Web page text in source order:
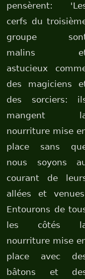
pensèrent:
cerfs du
groupe
malins
astucieux
des magiciens
des sorciers:
mangent
nourriture mise
place sans
nous soyons
courant de
allées et
Entourons de
les côtés
nourriture mise
place avec
bâtons et